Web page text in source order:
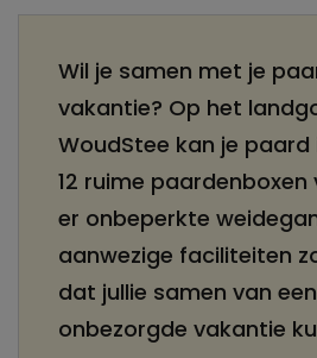
Wil je samen met je
vakantie? Op het
WoudStee kan je paard
12 ruime paardenboxen
er onbeperkte
aanwezige faciliteiten
dat jullie samen van
onbezorgde vakantie